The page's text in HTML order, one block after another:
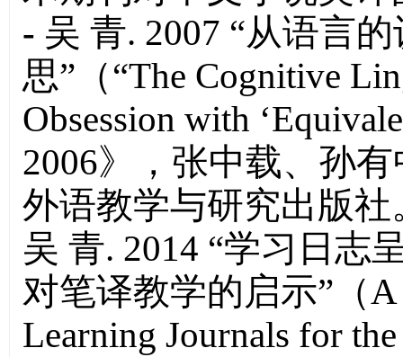
- 吴 青. 2007 “从语言
思”（“The Cognitive
Obsession with
2006》，张中载、孙
外语教学与研究出版社
吴 青. 2014 “学习日志
对笔译教学的启示”（A
Learning Journals for